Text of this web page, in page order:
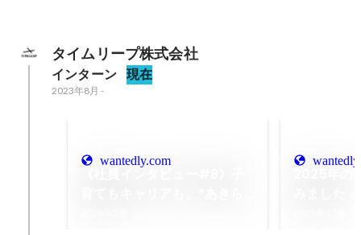
タイムリープ株式会社
インターン 現在
2023年8月 -
wantedly.com